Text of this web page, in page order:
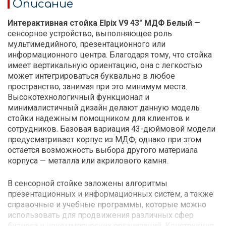
Описание
Интерактивная стойка Elpix V9 43″ МДФ Белый —
сенсорное устройство, выполняющее роль
мультимедийного, презентационного или
информационного центра. Благодаря тому, что стойка
имеет вертикальную ориентацию, она с легкостью
может интегрироваться буквально в любое
пространство, занимая при это минимум места.
Высокотехнологичный функционал и
минималистичный дизайн делают данную модель
стойки надежным помощником для клиентов и
сотрудников. Базовая вариация 43-дюймовой модели
предусматривает корпус из МДФ, однако при этом
остается возможность выбора другого материала
корпуса — металла или акрилового камня.
В сенсорной стойке заложены алгоритмы
презентационных и информационных систем, а также
справочные и учебные программы, которые можно
использовать для продвижения различных сфер